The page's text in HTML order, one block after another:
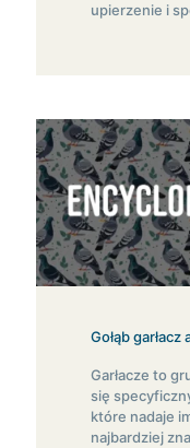
upierzenie i
Gołąb
Garłacze to
się
które nadaje
najbardziej